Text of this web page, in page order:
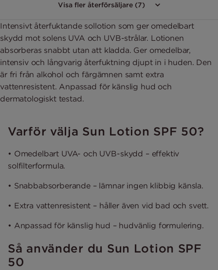
Visa fler återförsäljare (7)
Intensivt återfuktande sollotion som ger omedelbart
skydd mot solens UVA och UVB-strålar. Lotionen
absorberas snabbt utan att kladda. Ger omedelbar,
intensiv och långvarig återfuktning djupt in i huden. Den
är fri från alkohol och färgämnen samt extra
vattenresistent. Anpassad för känslig hud och
dermatologiskt testad.
Varför välja Sun Lotion SPF 50?
• Omedelbart UVA- och UVB-skydd – effektiv
solfilterformula.
• Snabbabsorberande – lämnar ingen klibbig känsla.
• Extra vattenresistent – håller även vid bad och svett.
• Anpassad för känslig hud – hudvänlig formulering.
Så använder du Sun Lotion SPF
50